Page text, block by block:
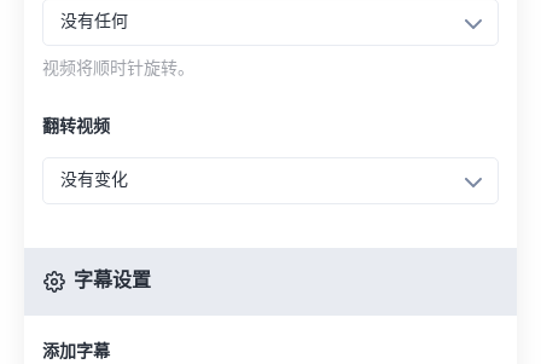
没有任何
视频将顺时针旋转。
翻转视频
没有变化
字幕设置
添加字幕